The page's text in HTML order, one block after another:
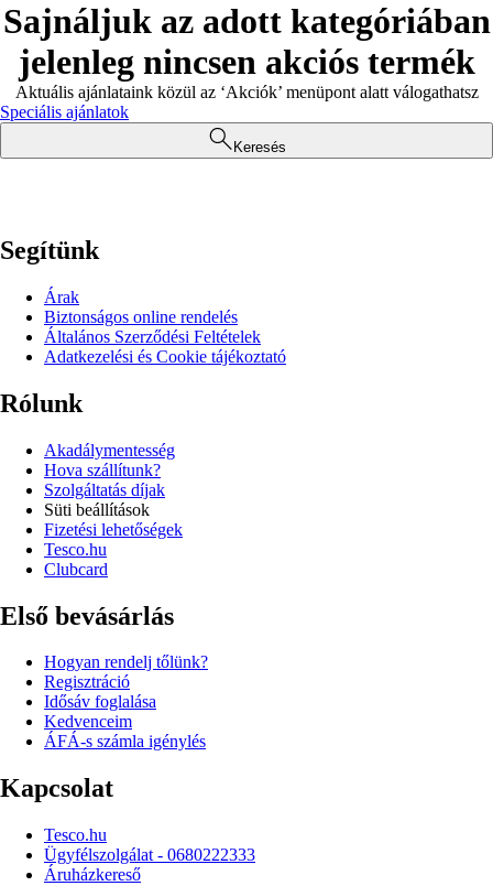
Sajnáljuk az adott kategóriában
jelenleg nincsen akciós termék
Aktuális ajánlataink közül az ‘Akciók’ menüpont alatt válogathatsz
Speciális ajánlatok
Keresés
Segítünk
Árak
Biztonságos online rendelés
Általános Szerződési Feltételek
Adatkezelési és Cookie tájékoztató
Rólunk
Akadálymentesség
Hova szállítunk?
Szolgáltatás díjak
Süti beállítások
Fizetési lehetőségek
Tesco.hu
Clubcard
Első bevásárlás
Hogyan rendelj tőlünk?
Regisztráció
Idősáv foglalása
Kedvenceim
ÁFÁ-s számla igénylés
Kapcsolat
Tesco.hu
Ügyfélszolgálat - 0680222333
Áruházkereső